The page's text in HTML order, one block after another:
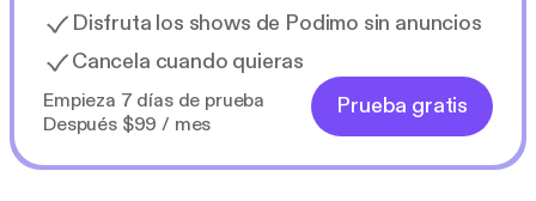
Disfruta los shows de Podimo sin anuncios
Cancela cuando quieras
Empieza 7 días de prueba
Después $99 / mes
Prueba gratis